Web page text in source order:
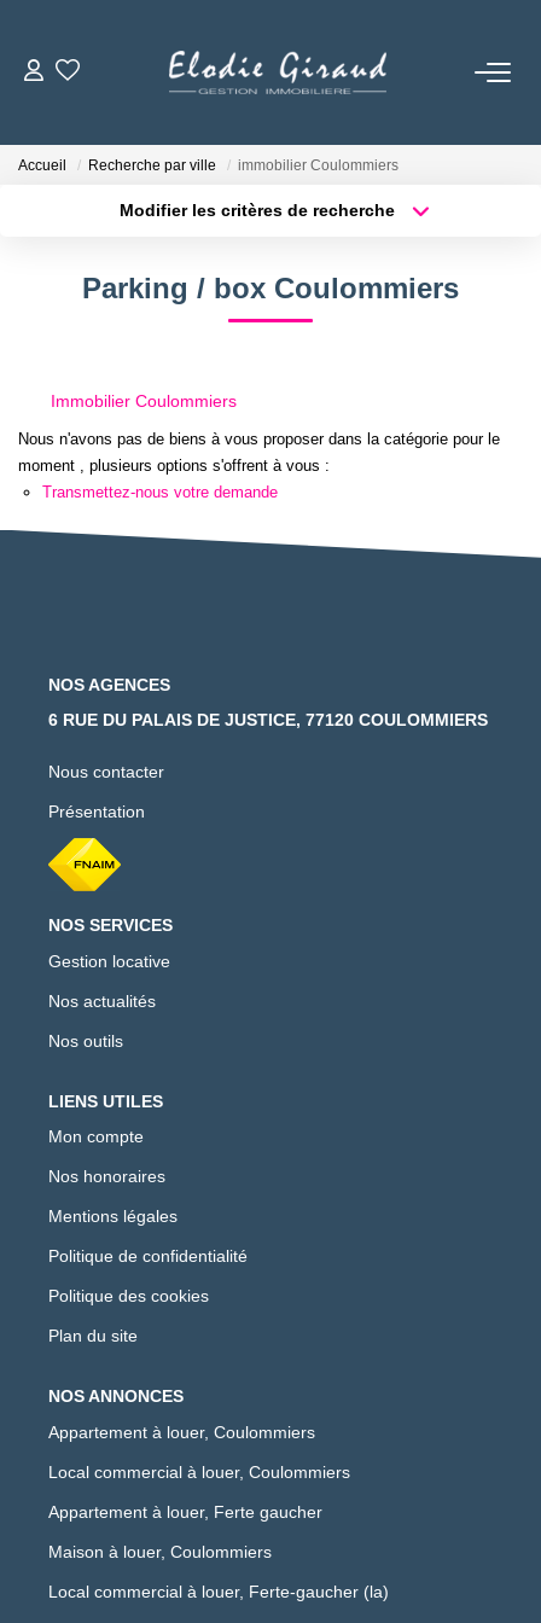
NOS TARIFS
CONTACT
Accueil Recherche par ville immobilier Coulommiers
Modifier les critères de recherche
Parking / box Coulommiers
Immobilier Coulommiers
Nous n'avons pas de biens à vous proposer dans la catégorie pour le
moment , plusieurs options s'offrent à vous :
Transmettez-nous votre demande
NOS AGENCES
6 RUE DU PALAIS DE JUSTICE, 77120 COULOMMIERS
Nous contacter
Présentation
NOS SERVICES
Gestion locative
Nos actualités
Nos outils
LIENS UTILES
Mon compte
Nos honoraires
Mentions légales
Politique de confidentialité
Politique des cookies
Plan du site
NOS ANNONCES
Appartement à louer, Coulommiers
Local commercial à louer, Coulommiers
Appartement à louer, Ferte gaucher
Maison à louer, Coulommiers
Local commercial à louer, Ferte-gaucher (la)